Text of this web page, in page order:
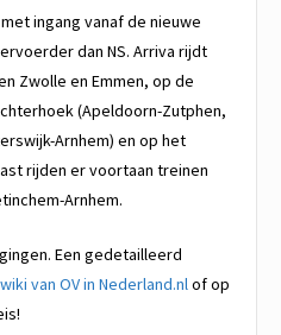
ingang vanaf de nieuwe
dan NS. Arriva rijdt
Zwolle en Emmen, op de
(Apeldoorn-Zutphen,
Arnhem) en op het
rijden er voortaan treinen
Arnhem.
Een gedetailleerd
van OV in Nederland.nlof op